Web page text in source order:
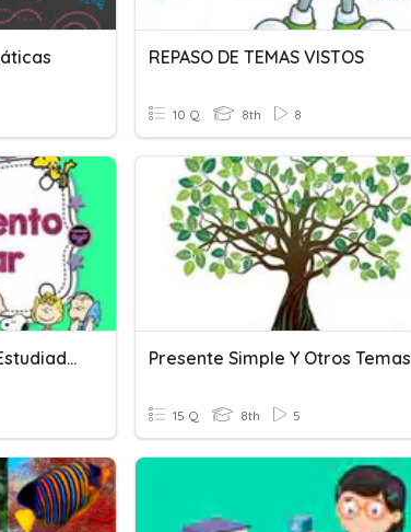
REPASO DE TEMAS VISTOS
10 Q 8th 8
Evaluación De Temas Estudiados-Septiembre Presente Simple Y Otros Temas
15 Q 8th 5